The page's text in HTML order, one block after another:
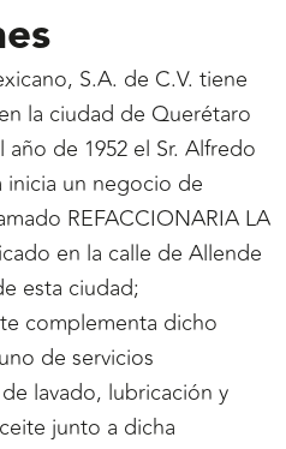
S.A. de C.V. tiene
la ciudad de Querétaro
de 1952 el Sr. Alfredo
inicia un negocio de
REFACCIONARIA LA
en la calle de Allende
esta ciudad;
complementa dicho
de servicios
lavado, lubricación y
junto a dicha